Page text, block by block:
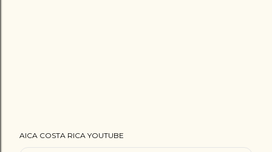
AICA COSTA RICA YOUTUBE